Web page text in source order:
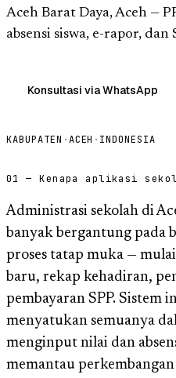
Aceh Barat Daya, Aceh —
absensi siswa, e-rapor, dan
Konsultasi via WhatsApp
KABUPATEN ·ACEH · INDONESIA
01 — Kenapa aplikasi
Administrasi sekolah di
banyak bergantung pada
proses tatap muka —
baru, rekap kehadiran,
pembayaran SPP. Sistem
menyatukan semuanya
menginput nilai dan
memantau